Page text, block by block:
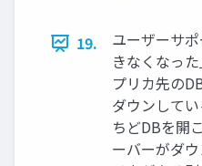
19.
ユーザーサ
きなくなっ
プリカ先の
ダウンして
ちどDBを開
ーバーがダ